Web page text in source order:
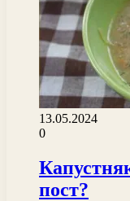
13.05.2024
0
пост?